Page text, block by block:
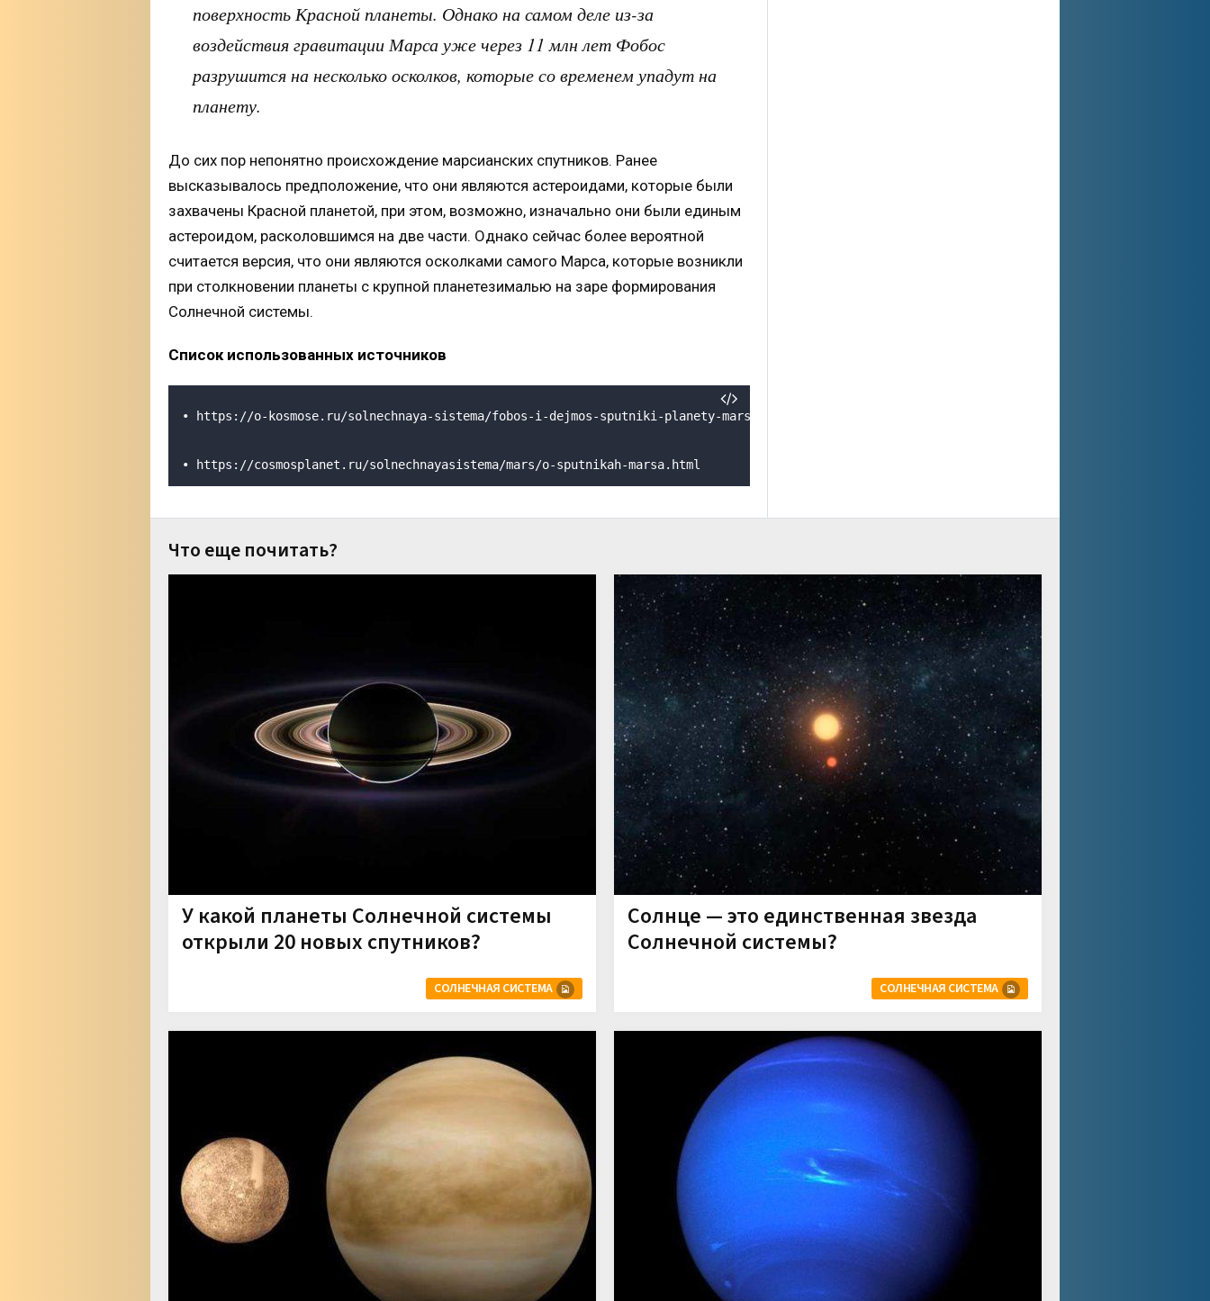
поверхность Красной планеты. Однако на самом деле из-за
воздействия гравитации Марса уже через 11 млн лет Фобос
разрушится на несколько осколков, которые со временем упадут на
планету.
До сих пор непонятно происхождение марсианских спутников. Ранее
высказывалось предположение, что они являются астероидами, которые были
захвачены Красной планетой, при этом, возможно, изначально они были единым
астероидом, расколовшимся на две части. Однако сейчас более вероятной
считается версия, что они являются осколками самого Марса, которые возникли
при столкновении планеты с крупной планетезималью на заре формирования
Солнечной системы.
Список использованных источников
• https://o-kosmose.ru/solnechnaya-sistema/fobos-i-dejmos-sputniki-planety-mars
• https://cosmosplanet.ru/solnechnayasistema/mars/o-sputnikah-marsa.html
Что еще почитать?
У какой планеты Солнечной системы
открыли 20 новых спутников?
СОЛНЕЧНАЯ СИСТЕМА
Солнце — это единственная звезда
Солнечной системы?
СОЛНЕЧНАЯ СИСТЕМА